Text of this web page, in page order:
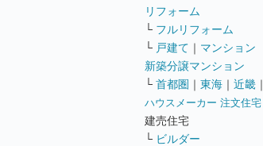
リフォーム
└ フルリフォーム
└ 戸建て ｜ マンション
新築分譲マンション
└ 首都圏 ｜ 東海 ｜ 近畿 ｜
ハウスメーカー 注文住宅
建売住宅
└ ビルダー